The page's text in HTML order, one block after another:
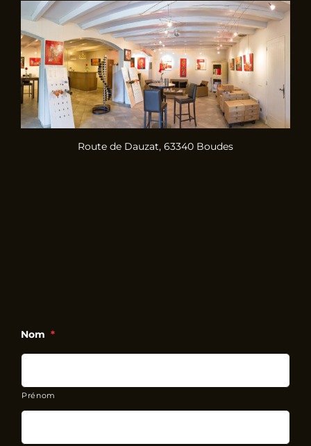
Route de Dauzat, 63340 Boudes
Nom *
Prénom